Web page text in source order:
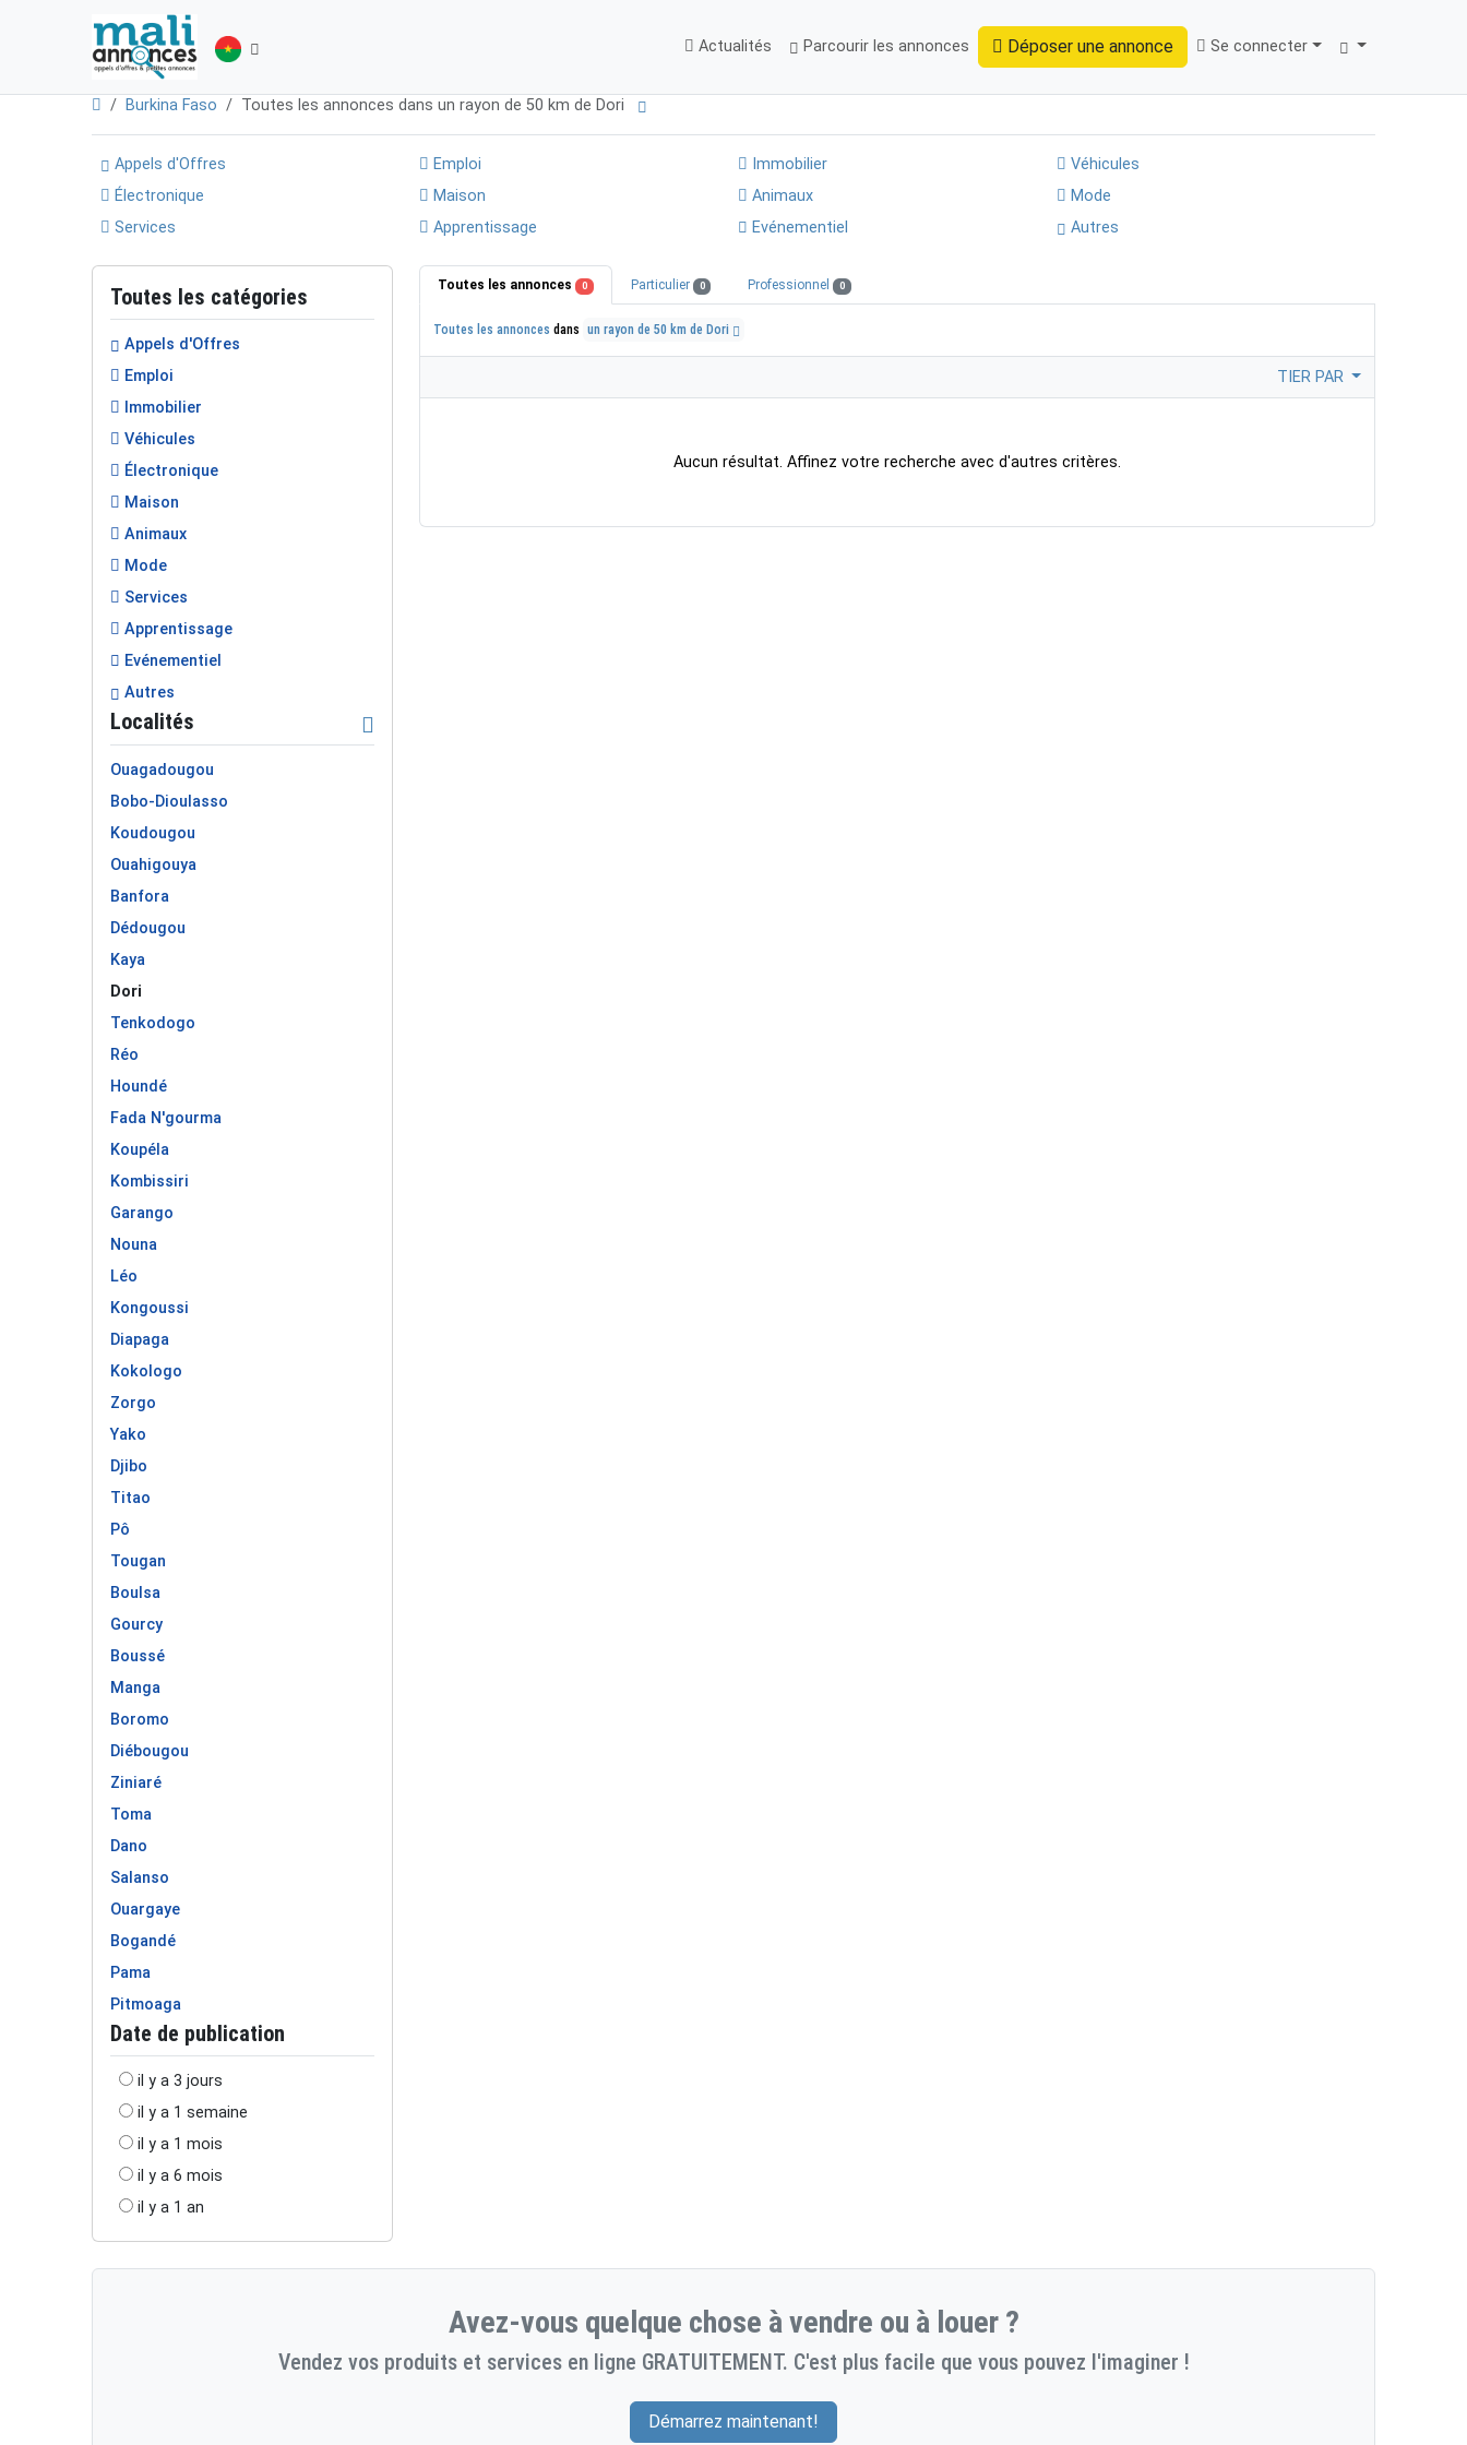
Actualités Parcourir les annonces Déposer une annonce Se connecter
Trouver
Burkina Faso Toutes les annonces dans un rayon de 50 km de Dori
Appels d'Offres Emploi Immobilier
Véhicules
Électronique
Maison Animaux
Mode
Services
Apprentissage Evénementiel Autres
Toutes les catégories
Appels d'Offres
Emploi
Immobilier
Véhicules
Électronique
Maison
Animaux
Mode
Services
Apprentissage
Evénementiel
Autres
Localités
Ouagadougou
Bobo-Dioulasso
Koudougou
Ouahigouya
Banfora
Dédougou
Kaya
Dori
Tenkodogo
Réo
Houndé
Fada N'gourma
Koupéla
Kombissiri
Garango
Nouna
Léo
Kongoussi
Diapaga
Kokologo
Zorgo
Yako
Djibo
Titao
Pô
Tougan
Boulsa
Gourcy
Boussé
Manga
Boromo
Diébougou
Ziniaré
Toma
Dano
Salanso
Ouargaye
Bogandé
Pama
Pitmoaga
Date de publication
il y a 3 jours
il y a 1 semaine
il y a 1 mois
il y a 6 mois
il y a 1 an
Toutes les annonces 0 Particulier 0 Professionnel 0
Toutes les annonces dans un rayon de 50 km de Dori
TIER PAR
Aucun résultat. Affinez votre recherche avec d'autres critères.
Avez-vous quelque chose à vendre ou à louer ?
Vendez vos produits et services en ligne GRATUITEMENT. C'est plus facile que vous pouvez l'imaginer !
Démarrez maintenant!